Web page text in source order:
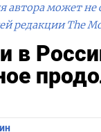
автора может не
редакции The
в